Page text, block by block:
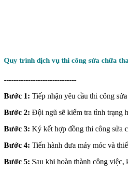
Quy trình dịch vụ thi công sửa chữa
------------------------------
Bước 1: Tiếp nhận yêu cầu thi công
Bước 2: Đội ngũ sẽ kiểm tra tình trạng
Bước 3: Ký kết hợp đồng thi công sửa
Bước 4: Tiến hành đưa máy móc và
Bước 5: Sau khi hoàn thành công